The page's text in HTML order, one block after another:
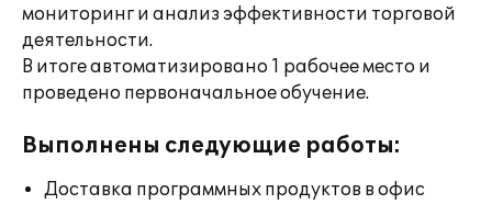
мониторинг и анализ эффективности торговой
деятельности.
В итоге автоматизировано 1 рабочее место и
проведено первоначальное обучение.
Выполнены следующие работы:
Доставка программных продуктов в офис